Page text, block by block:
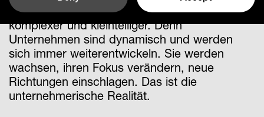
Markenportfolios immer umfangreicher,
komplexer und kleinteiliger. Denn
Unternehmen sind dynamisch und werden
sich immer weiterentwickeln. Sie werden
wachsen, ihren Fokus verändern, neue
Richtungen einschlagen. Das ist die
unternehmerische Realität.